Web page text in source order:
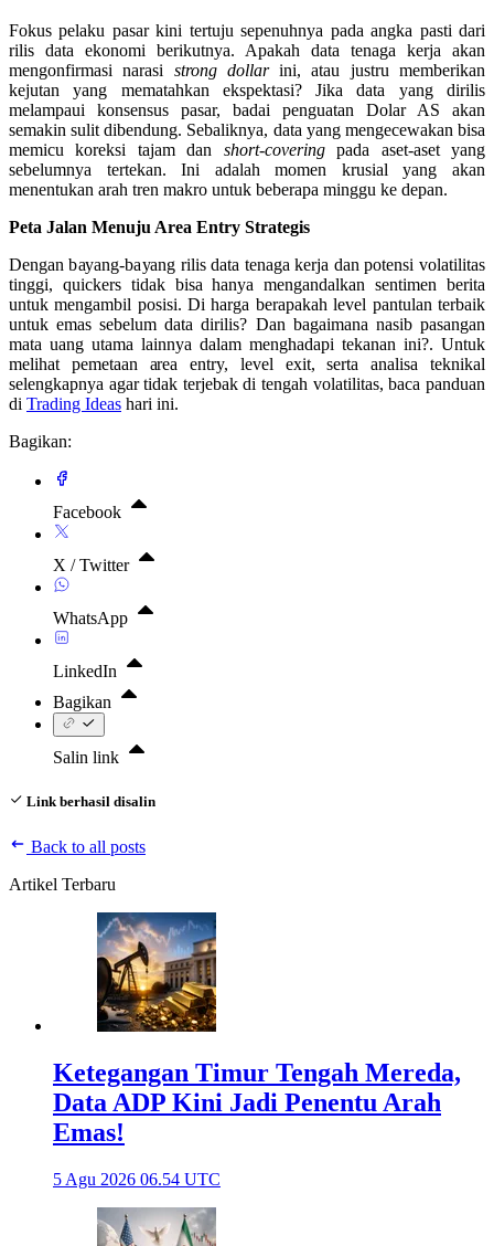
Fokus pelaku pasar kini tertuju sepenuhnya pada angka pasti dari
rilis data ekonomi berikutnya. Apakah data tenaga kerja akan
mengonfirmasi narasi strong dollarini, atau justru memberikan
kejutan yang mematahkan ekspektasi? Jika data yang dirilis
melampaui konsensus pasar, badai penguatan Dolar AS akan
semakin sulit dibendung. Sebaliknya, data yang mengecewakan bisa
memicu koreksi tajam dan short-coveringpada aset-aset yang
sebelumnya tertekan. Ini adalah momen krusial yang akan
menentukan arah tren makro untuk beberapa minggu ke depan.
Peta Jalan Menuju Area Entry Strategis
Dengan bayang-bayang rilis data tenaga kerja dan potensi volatilitas
tinggi, quickers tidak bisa hanya mengandalkan sentimen berita
untuk mengambil posisi. Di harga berapakah level pantulan terbaik
untuk emas sebelum data dirilis? Dan bagaimana nasib pasangan
mata uang utama lainnya dalam menghadapi tekanan ini?. Untuk
melihat pemetaan area entry, level exit, serta analisa teknikal
selengkapnya agar tidak terjebak di tengah volatilitas, baca panduan
di Trading Ideas hari ini.
Bagikan:
Facebook
X / Twitter
WhatsApp
LinkedIn
Bagikan
Salin link
Link berhasil disalin
Back to all posts
Artikel Terbaru
Ketegangan Timur Tengah Mereda,
Data ADP Kini Jadi Penentu Arah
Emas!
5 Agu 2026 06.54 UTC